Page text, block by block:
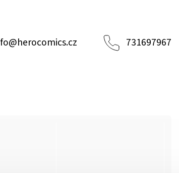
@herocomics.cz 731697967